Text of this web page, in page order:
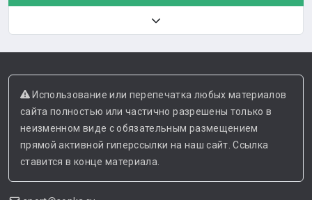
Использование или перепечатка любых материалов
сайта полностью или частично разрешены только в
неизменном виде с обязательным размещением
прямой активной гиперссылки на наш сайт. Ссылка
ставится в конце материала.